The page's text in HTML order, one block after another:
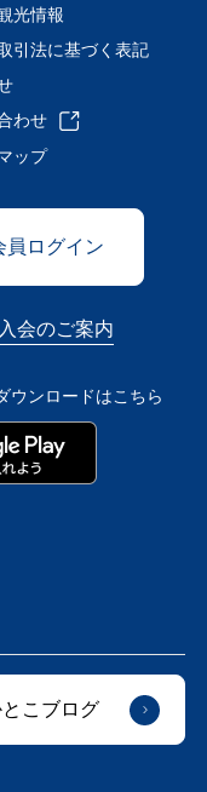
光情報
引法に基づく表記
わせ
ップ
員ログイン
会のご案内
ウンロードはこちら
こブログ